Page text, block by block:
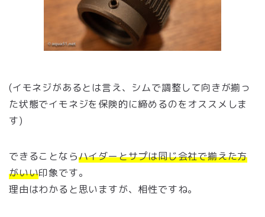
(イモネジがあるとは言え、シムで調整して向きが揃っ
た状態でイモネジを保険的に締めるのをオススメしま
す)
できることならハイダーとサプは同じ会社で揃えた方
がいい印象です。
理由はわかると思いますが、相性ですね。